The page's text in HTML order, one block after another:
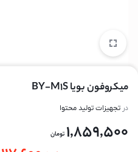
میکروفون بویا BY-M1S
در تجهیزات تولید محتوا
1,859,500 تومان